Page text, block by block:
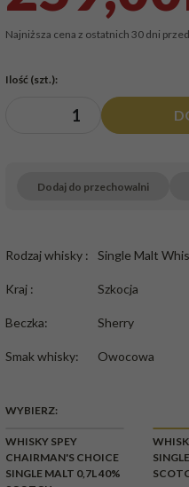
Najniższa cena z ostatnich 30 dni
Ilość (szt.):
Dodaj do przechowalni
Rodzaj whisky : Single Malt
Kraj : Szkocja
Beczka: Sherry
Smak whisky: Owocowa
WYBIERZ:
WHISKY SPEY
CHAIRMAN'S CHOICE
SINGLE MALT 0,7L 40%